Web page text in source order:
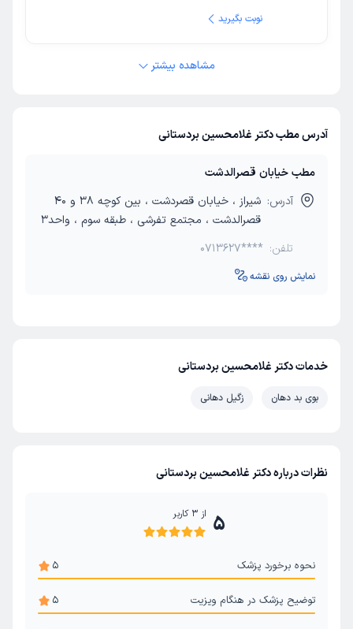
نوبت بگیرید
مشاهده بیشتر
آدرس مطب دکتر غلامحسین بردستانی
مطب خیابان قصرالدشت
آدرس:
شیراز ، خیابان قصردشت ، بین کوچه 38 و 40
قصرالدشت ، مجتمع تفرشی ، طبقه سوم ، واحد3
تلفن: 0713627****
نمایش روی نقشه
خدمات دکتر غلامحسین بردستانی
بوی بد دهان زگیل دهانی
نظرات درباره دکتر غلامحسین بردستانی
5 از 3 کاربر
نحوه برخورد پزشک 5
توضیح پزشک در هنگام ویزیت 5